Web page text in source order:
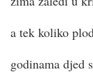
a tek koliko
godinama djed